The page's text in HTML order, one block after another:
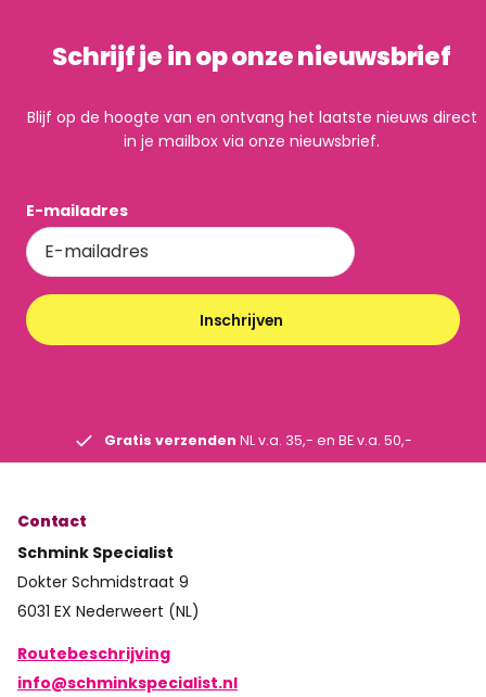
Schrijf je in op onze nieuwsbrief
Blijf op de hoogte van en ontvang het laatste nieuws direct
in je mailbox via onze nieuwsbrief.
E-mailadres
Inschrijven
Gratis verzenden NL v.a. 35,- en BE v.a. 50,-
Contact
Schmink Specialist
Dokter Schmidstraat 9
6031 EX Nederweert (NL)
Routebeschrijving
info@schminkspecialist.nl